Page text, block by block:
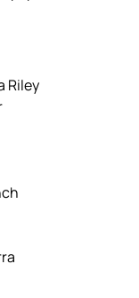
Riley